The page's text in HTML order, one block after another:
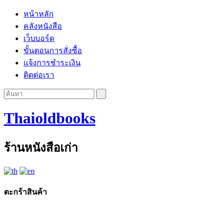
หน้าหลัก
คลังหนังสือ
เว็บบอร์ด
ขั้นตอนการสั่งซื้อ
แจ้งการชำระเงิน
ติดต่อเรา
Thaioldbooks
ร้านหนังสือเก่า
ตะกร้าสินค้า